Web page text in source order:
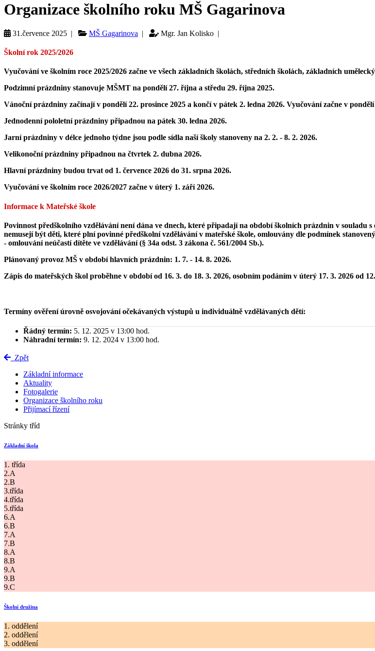
Organizace školního roku MŠ Gagarinova
31.července 2025 | MŠ Gagarinova | Mgr. Jan Kolisko |
Školní rok 2025/2026
Vyučováníve školním roce 2025/2026 začne ve všech základních školách, středních školách, základních
Podzimní prázdniny stanovuje MŠMT na pondělí 27. října a středu 29. října 2025.
Vánoční prázdniny začínajív pondělí 22. prosince 2025 a končí v pátek 2. ledna 2026. Vyučování začne v
Jednodenní pololetní prázdniny připadnou na pátek 30. ledna 2026.
Jarní prázdniny v délce jednoho týdne jsou podle sídla naší školy stanoveny na 2. 2. - 8. 2. 2026.
Velikonoční prázdniny připadnou na čtvrtek 2. dubna 2026.
Hlavní prázdniny budou trvatod 1. července 2026 do 31. srpna 2026.
Vyučováníve školním roce 2026/2027 začne v úterý 1. září 2026.
Informace k Mateřské škole
Povinnost předškolního vzdělávání není dána ve dnech, které připadají na období školních prázdnin v souladu
nemusejí být děti, které plní povinné předškolní vzdělávání v mateřské škole, omlouvány dle podmínek
- omlouvání neúčastí dítěte ve vzdělávání (§ 34a odst. 3 zákona č. 561/2004 Sb.).
Plánovaný provoz MŠ v období hlavních prázdnin: 1. 7. - 14. 8. 2026.
Zápis do mateřských škol proběhne v období od 16. 3. do 18. 3. 2026, osobním podáním v úterý 17. 3. 2026 od
Termíny ověření úrovně osvojování očekávaných výstupů u individuálně vzdělávaných dětí:
Řádný termín: 5. 12. 2025 v 13:00 hod.
Náhradní termín: 9. 12. 2024 v 13:00 hod.
Zpět
Základní informace
Aktuality
Fotogalerie
Organizace školního roku
Přijímací řízení
Stránky tříd
Základní škola
1. třída
2.A
2.B
3.třída
4.třída
5.třída
6.A
6.B
7.A
7.B
8.A
8.B
9.A
9.B
9.C
Školní družina
1. oddělení
2. oddělení
3. oddělení